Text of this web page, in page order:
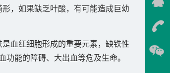
，如果缺乏叶酸，有可能造成巨幼
血红细胞形成的重要元素，缺铁性
能的障碍、大出血等危及生命。
在线
咨询